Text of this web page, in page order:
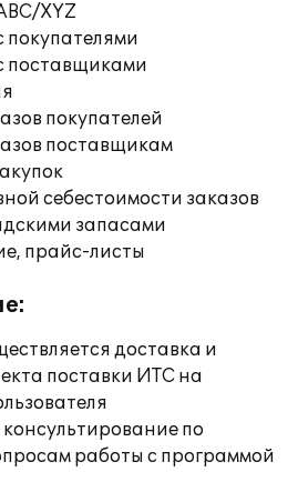
XYZ
покупателями
поставщиками
покупателей
поставщикам
себестоимости заказов
запасами
прайс-листы
доставка и
поставки ИТС на
по
работы с программой